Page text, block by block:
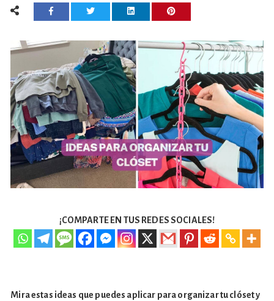
¡COMPARTE EN TUS REDES SOCIALES!
Mira estas ideas que puedes aplicar para organizar tu clóset y